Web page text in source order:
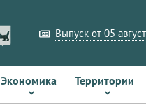
Выпуск от 05
Экономика Территории